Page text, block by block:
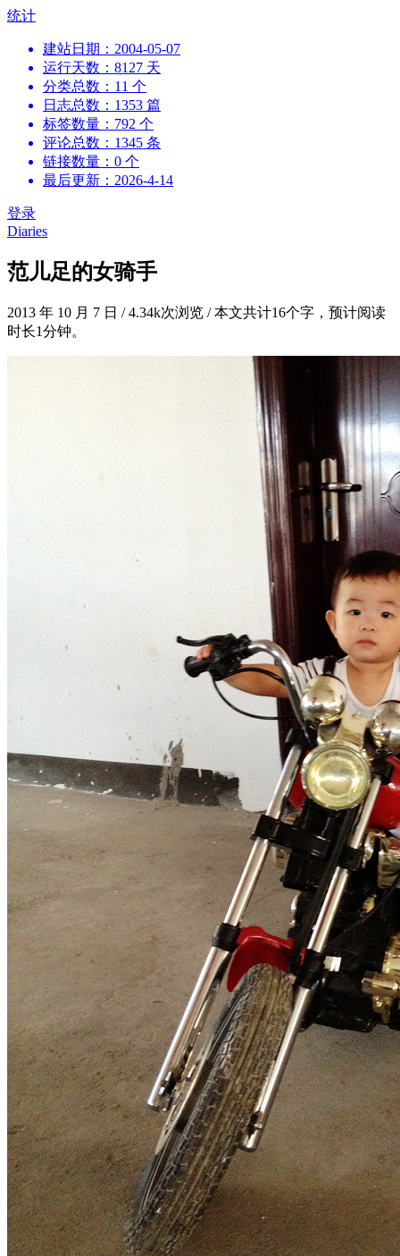
跳
统计
建站日期：2004-05-07
运行天数：8127 天
分类总数：11 个
日志总数：1353 篇
标签数量：792 个
评论总数：1345 条
链接数量：0 个
最后更新：2026-4-14
登录
Diaries
范儿足的女骑手
2013 年 10 月 7 日 /4.34k次浏览 /本文共计16个字，预计阅读
时长1分钟。